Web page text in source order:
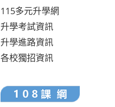
115多元升學網
升學考試資訊
升學進路資訊
各校獨招資訊